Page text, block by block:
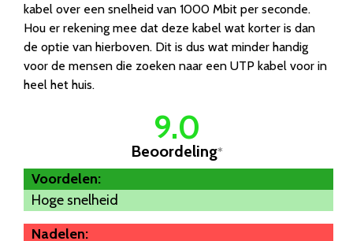
kabel over een snelheid van 1000 Mbit per seconde.
Hou er rekening mee dat deze kabel wat korter is dan
de optie van hierboven. Dit is dus wat minder handig
voor de mensen die zoeken naar een UTP kabel voor in
heel het huis.
9.0
Beoordeling*
Voordelen:
Hoge snelheid
Nadelen: